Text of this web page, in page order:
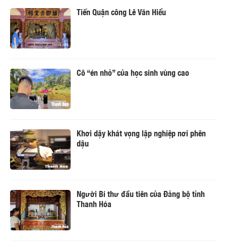
Tiến Quận công Lê Văn Hiểu
Cô “én nhỏ” của học sinh vùng cao
Khơi dậy khát vọng lập nghiệp nơi phên
dậu
Người Bí thư đầu tiên của Đảng bộ tỉnh
Thanh Hóa